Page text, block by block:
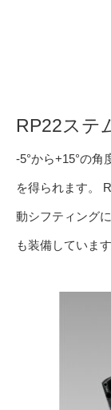
RP22ステ
-5°から+15°の
を得られます。
動シフティング
も装備しています